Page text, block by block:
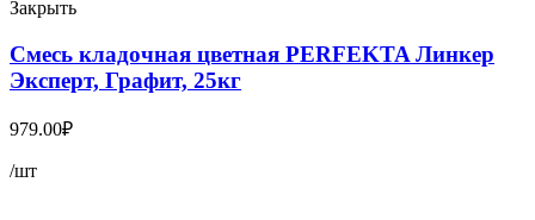
Закрыть
Смесь кладочная цветная PERFEKTA Линкер
Эксперт, Графит, 25кг
979.00₽
/шт